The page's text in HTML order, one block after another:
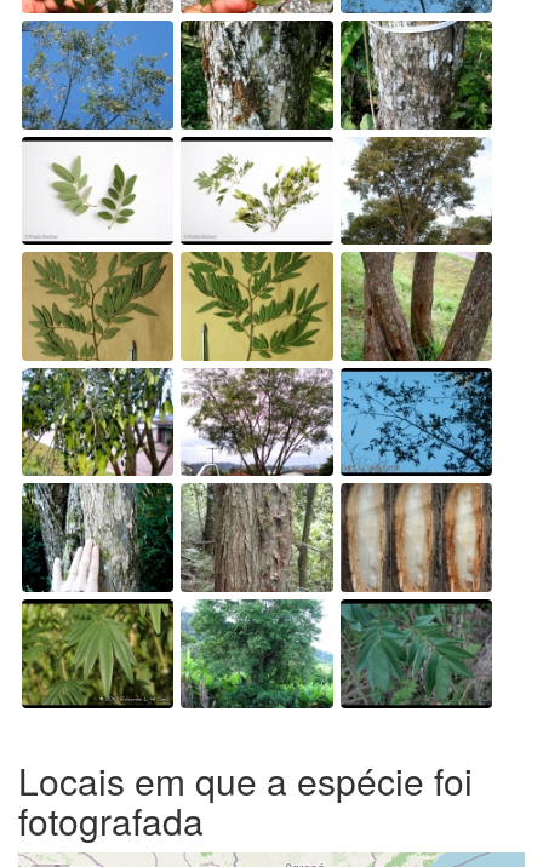
Locais em que a espécie foi
fotografada